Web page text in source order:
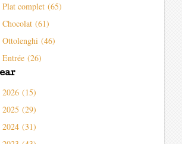
Plat complet (65)
Chocolat (61)
Ottolenghi (46)
Entrée (26)
2026 (15)
2025 (29)
2024 (31)